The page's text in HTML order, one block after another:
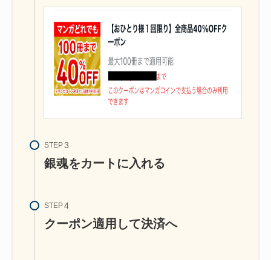
STEP
銀魂をカートに入れる
STEP
クーポン適用して決済へ